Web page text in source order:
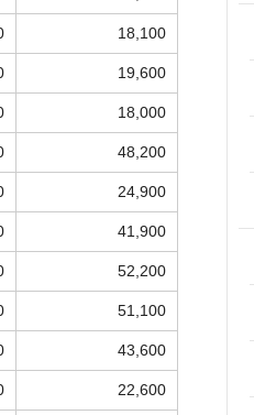
18,100
19,600
18,000
48,200
24,900
41,900
52,200
51,100
43,600
22,600